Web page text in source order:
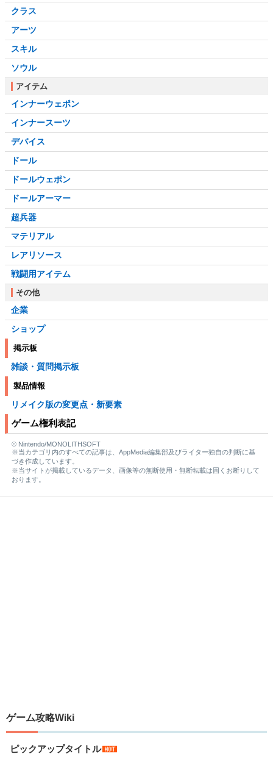
クラス
アーツ
スキル
ソウル
アイテム
インナーウェポン
インナースーツ
デバイス
ドール
ドールウェポン
ドールアーマー
超兵器
マテリアル
レアリソース
戦闘用アイテム
その他
企業
ショップ
掲示板
雑談・質問掲示板
製品情報
リメイク版の変更点・新要素
ゲーム権利表記
© Nintendo/MONOLITHSOFT
※当カテゴリ内のすべての記事は、AppMedia編集部及びライター独自の判断に基
づき作成しています。
※当サイトが掲載しているデータ、画像等の無断使用・無断転載は固くお断りして
おります。
ゲーム攻略Wiki
ピックアップタイトル